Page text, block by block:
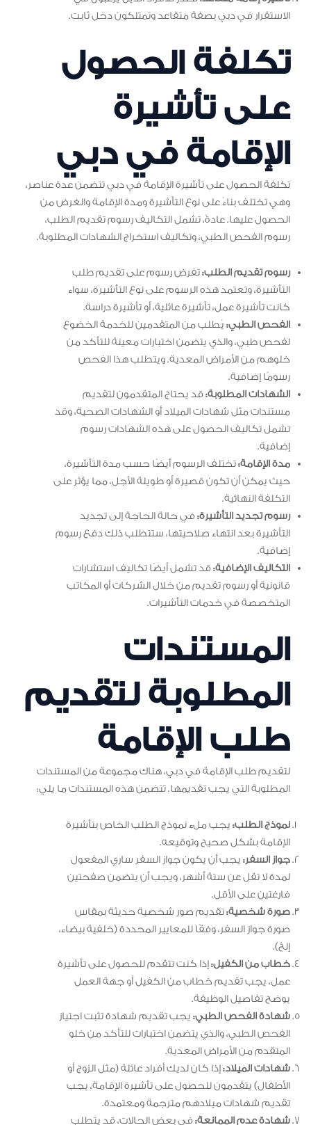
الاستقرار في دبي بصفة متقاعد وتمتلكون دخل ثابت.
تكلفة الحصول
على تأشيرة
الإقامة في دبي
تكلفة الحصول على تأشيرة الإقامة في دبي تتضمن عدة عناصر،
وهي تختلف بناءً على نوع التأشيرة ومدة الإقامة والغرض من
الحصول عليها. عادةً، تشمل التكاليف رسوم تقديم الطلب،
رسوم الفحص الطبي، وتكاليف استخراج الشهادات المطلوبة.
رسوم تقديم الطلب:تفرض رسوم على تقديم طلب
التأشيرة، وتعتمد هذه الرسوم على نوع التأشيرة، سواء
كانت تأشيرة عمل، تأشيرة عائلية، أو تأشيرة دراسة.
الفحص الطبي: يُطلب من المتقدمين للخدمة الخضوع
لفحص طبي، والذي يتضمن اختبارات معينة للتأكد من
خلوهم من الأمراض المعدية. ويتطلب هذا الفحص
رسومًا إضافية.
الشهادات المطلوبة:قد يحتاج المتقدمون لتقديم
مستندات مثل شهادات الميلاد أو الشهادات الصحية، وقد
تشمل تكاليف الحصول على هذه الشهادات رسوم
إضافية.
مدة الإقامة:تختلف الرسوم أيضًا حسب مدة التأشيرة،
حيث يمكن أن تكون قصيرة أو طويلة الأجل، مما يؤثر على
التكلفة النهائية.
رسوم تجديد التأشيرة:في حالة الحاجة إلى تجديد
التأشيرة بعد انتهاء صلاحيتها، ستتطلب ذلك دفع رسوم
إضافية.
التكاليف الإضافية:قد تشمل أيضًا تكاليف استشارات
قانونية أو رسوم تقديم من خلال الشركات أو المكاتب
المتخصصة في خدمات التأشيرات.
المستندات
المطلوبة لتقديم
طلب الإقامة
لتقديم طلب الإقامة في دبي، هناك مجموعة من المستندات
المطلوبة التي يجب تقديمها. تتضمن هذه المستندات ما يلي:
نموذج الطلب: يجب ملء نموذج الطلب الخاص بتأشيرة
الإقامة بشكل صحيح وتوقيعه.
جواز السفر: يجب أن يكون جواز السفر ساري المفعول
لمدة لا تقل عن ستة أشهر، ويجب أن يتضمن صفحتين
فارغتين على الأقل.
صورة شخصية:تقديم صور شخصية حديثة بمقاس
صورة جواز السفر، وفقًا للمعايير المحددة (خلفية بيضاء،
إلخ).
خطاب من الكفيل:إذا كنت تتقدم للحصول على تأشيرة
عمل، يجب تقديم خطاب من الكفيل أو جهة العمل
يوضح تفاصيل الوظيفة.
شهادة الفحص الطبي: يجب تقديم شهادة تثبت اجتياز
الفحص الطبي، والذي يتضمن اختبارات للتأكد من خلو
المتقدم من الأمراض المعدية.
شهادات الميلاد:إذا كان لديك أفراد عائلة (مثل الزوج أو
الأطفال) يتقدمون للحصول على تأشيرة الإقامة، يجب
تقديم شهادات ميلادهم مترجمة ومعتمدة.
شهادة عدم الممانعة:في بعض الحالات، قد يتطلب